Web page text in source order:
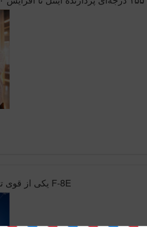
یکی از قوی ترین جتای وارتاندر که دست کم گرفته شده F-8E